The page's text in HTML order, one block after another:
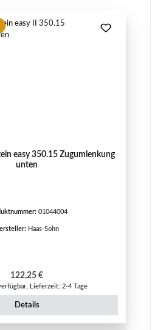
easy 350.15 Zugumlenkung
unten
01044004
Haas-Sohn
Regulärer Preis:
122,25 €
Lieferzeit: 2-4 Tage
Details